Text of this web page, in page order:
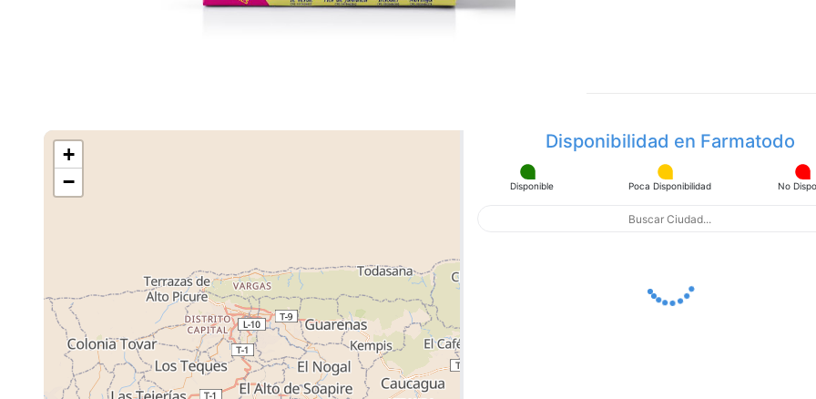
+
−
Cargando Mapa con
Tiendas ...
Disponibilidad en Farmatodo
Disponible Poca Disponibilidad No